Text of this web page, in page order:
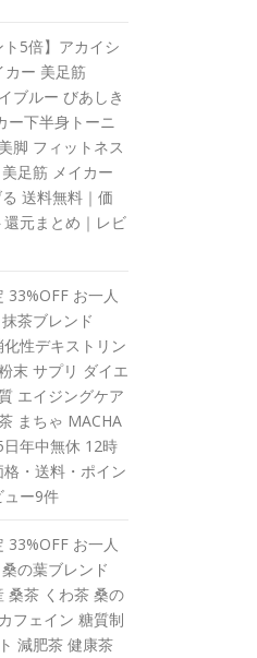
ト5倍】アカイシ
カー 美足筋
ブルー びあしき
ー下半身トーニ
脚 フィットネス
足筋 メイカー
送料無料｜価
元まとめ｜レビ
33%OFF お一人
茶ブレンド
性デキストリン
末 サプリ ダイエ
エイジングケア
まちゃ MACHA
年中無休 12時
・送料・ポイン
ュー9件
33%OFF お一人
の葉ブレンド
桑茶 くわ茶 桑の
フェイン 糖質制
減肥茶 健康茶